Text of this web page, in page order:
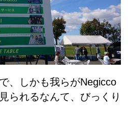
、しかも我らがNegicco
られるなんて、びっくり